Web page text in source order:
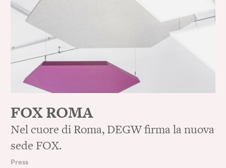
FOX ROMA
Nel cuore di Roma, DEGW firma la nuova
sede FOX.
Press